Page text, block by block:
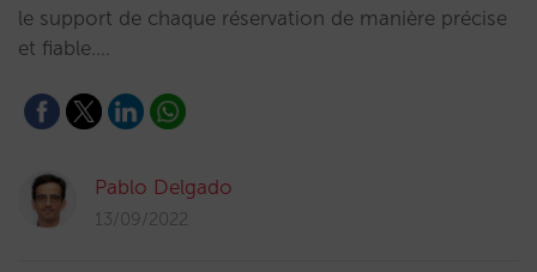
le support de chaque réservation de manière précise
et fiable.…
Pablo Delgado
13/09/2022